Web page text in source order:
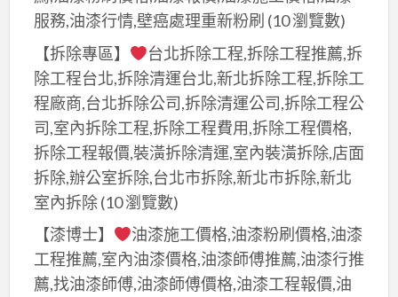
服務,油漆行情,壁癌處理重新粉刷 (10 瀏覽數)
【拆除專區】
台北拆除工程,拆除工程推薦,拆
除工程台北,拆除清運台北,新北拆除工程,拆除工
程廠商,台北拆除公司,拆除清運公司,拆除工程公
司,室內拆除工程,拆除工程費用,拆除工程價格,
拆除工程報價,裝潢拆除清運,室內裝潢拆除,店面
拆除,辦公室拆除,台北市拆除,新北市拆除,新北
室內拆除(10 瀏覽數)
【漆博士】
油漆施工價格,油漆粉刷價格,油漆
工程推薦,室內油漆價格,油漆師傅推薦,油漆行推
薦,找油漆師傅,油漆師傅價格,油漆工程報價,油